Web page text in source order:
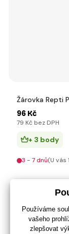
Žárovka Repti
96 Kč
79 Kč bez DPH
+ 3 body
3 - 7 dnů(U vás